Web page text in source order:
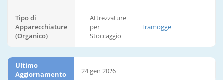
Tipo di
Apparecchiature
(Organico)
Attrezzature
per
Stoccaggio
Tramogge
Ultimo
Aggiornamento
24 gen 2026